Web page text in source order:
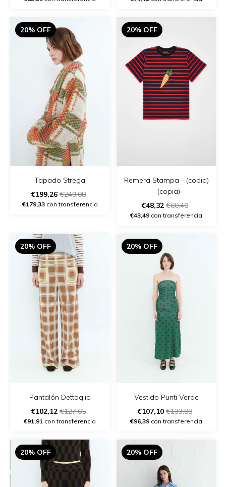
20% OFF
Tapado Strega
€199,26 €249,08
€179,33con transferencia
20% OFF
Remera Stampa - (copia)
- (copia)
€48,32 €60,40
€43,49 con transferencia
20% OFF
Pantalón Dettaglio
€102,12 €127,65
€91,91 con transferencia
20% OFF
Vestido Punti Verde
€107,10 €133,88
€96,39 con transferencia
20% OFF 20% OFF